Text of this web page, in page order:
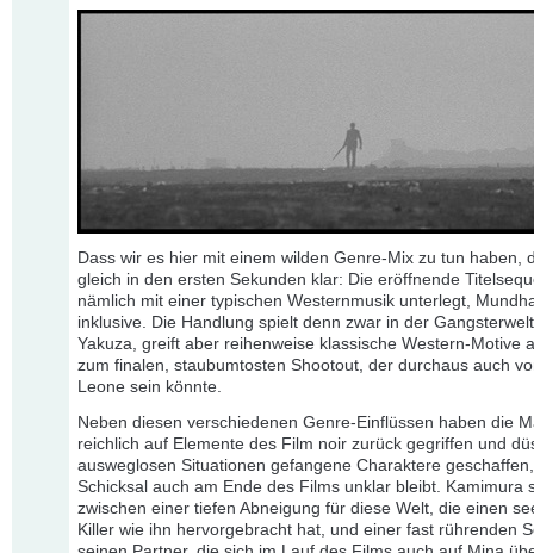
Dass wir es hier mit einem wilden Genre-Mix zu tun haben,
gleich in den ersten Sekunden klar: Die eröffnende
nämlich mit einer typischen Westernmusik unterlegt,
inklusive. Die Handlung spielt denn zwar in der
Yakuza, greift aber reihenweise klassische Western-Motive
zum finalen, staubumtosten Shootout, der durchaus auch
Leone sein könnte.
Neben diesen verschiedenen Genre-Einflüssen haben die
reichlich auf Elemente des Film noir zurück gegriffen und
ausweglosen Situationen gefangene Charaktere
Schicksal auch am Ende des Films unklar bleibt. Kamimura
zwischen einer tiefen Abneigung für diese Welt, die einen
Killer wie ihn hervorgebracht hat, und einer fast rührenden